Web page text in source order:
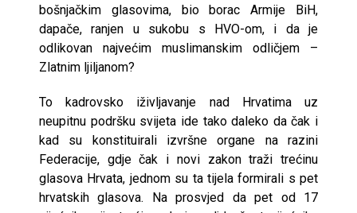
bošnjačkim glasovima, bio borac Armije BiH,
dapače, ranjen u sukobu s HVO-om, i da je
odlikovan najvećim muslimanskim odličjem –
Zlatnim ljiljanom?
To kadrovsko iživljavanje nad Hrvatima uz
neupitnu podršku svijeta ide tako daleko da čak i
kad su konstituirali izvršne organe na razini
Federacije, gdje čak i novi zakon traži trećinu
glasova Hrvata, jednom su ta tijela formirali s pet
hrvatskih glasova. Na prosvjed da pet od 17